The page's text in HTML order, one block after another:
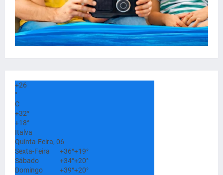
+26
°
C
+32°
+18°
Italva
Quinta-Feira, 06
Sexta-Feira
+36°+19°
Sábado
+34°+20°
Domingo
+39°+20°